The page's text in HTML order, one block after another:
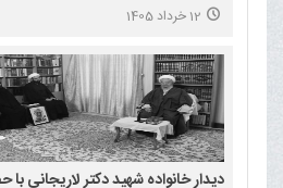
12 خرداد 1405
دیدار خانواده شهید دکتر لاریجانی